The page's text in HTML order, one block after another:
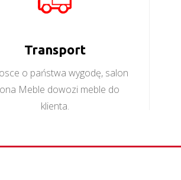
Transport
o państwa wygodę, salon
Meble dowozi meble do
klienta.